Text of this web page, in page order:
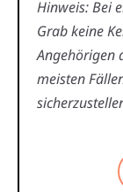
Hinweis: Bei
Grab keine
Angehörigen
meisten